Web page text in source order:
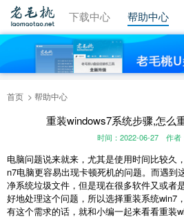
视频教程 下载中心 帮助中心
首页 帮助中心
重装windows7系统步骤,怎么
时间：2022-06-27 作者
电脑问题说来就来，尤其是使用时间比较久
n7电脑更容易出现卡顿死机的问题。而遇到
净系统垃圾文件，但是现在很多软件又或者
好地处理这个问题，所以选择重装系统win7
有这个需求的话，就和小编一起来看看重装